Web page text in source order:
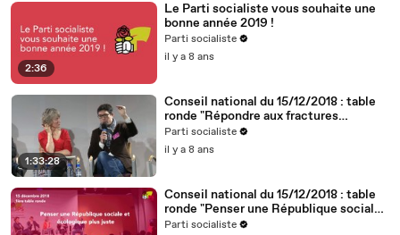
2:36
Le Parti socialiste vous souhaite une
bonne année 2019 !
Parti socialiste
il y a 8 ans
1:33:28
Conseil national du 15/12/2018 : table
ronde "Répondre aux fractures
territoriales, républicaines et
démocratiques"
Parti socialiste
il y a 8 ans
Conseil national du 15/12/2018 : table
ronde "Penser une République sociale
et écologique plus juste"
Parti socialiste